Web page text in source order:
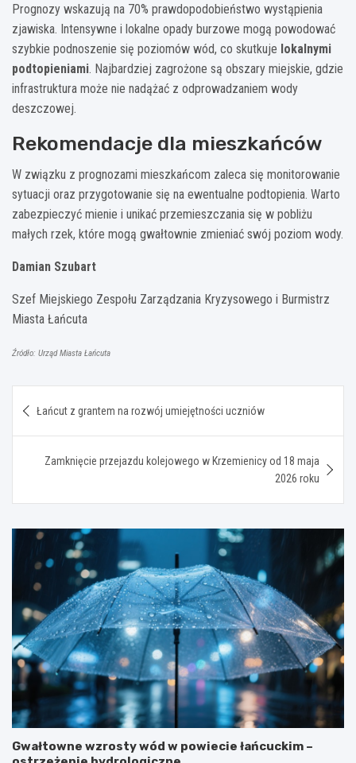
Prognozy wskazują na 70% prawdopodobieństwo wystąpienia
zjawiska. Intensywne i lokalne opady burzowe mogą powodować
szybkie podnoszenie się poziomów wód, co skutkuje lokalnymi
podtopieniami. Najbardziej zagrożone są obszary miejskie, gdzie
infrastruktura może nie nadążać z odprowadzaniem wody
deszczowej.
Rekomendacje dla mieszkańców
W związku z prognozami mieszkańcom zaleca się monitorowanie
sytuacji oraz przygotowanie się na ewentualne podtopienia. Warto
zabezpieczyć mienie i unikać przemieszczania się w pobliżu
małych rzek, które mogą gwałtownie zmieniać swój poziom wody.
Damian Szubart
Szef Miejskiego Zespołu Zarządzania Kryzysowego i Burmistrz
Miasta Łańcuta
Źródło: Urząd Miasta Łańcuta
wpisu
Łańcut z grantem na rozwój umiejętności uczniów
Zamknięcie przejazdu kolejowego w Krzemienicy od 18 maja
2026 roku
Gwałtowne wzrosty wód w powiecie łańcuckim –